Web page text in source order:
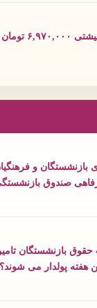
واریز
و
رفاهی صندوق
بازنشستگان
هفته پولدار می شوند؟